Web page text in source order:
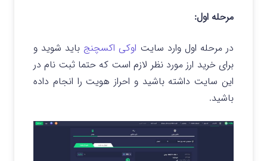
مرحله اول:
در مرحله اول وارد سایت اوکی اکسچنج باید شوید و
برای خرید ارز مورد نظر لازم است که حتما ثبت نام در
این سایت داشته باشید و احراز هویت را انجام داده
باشید.